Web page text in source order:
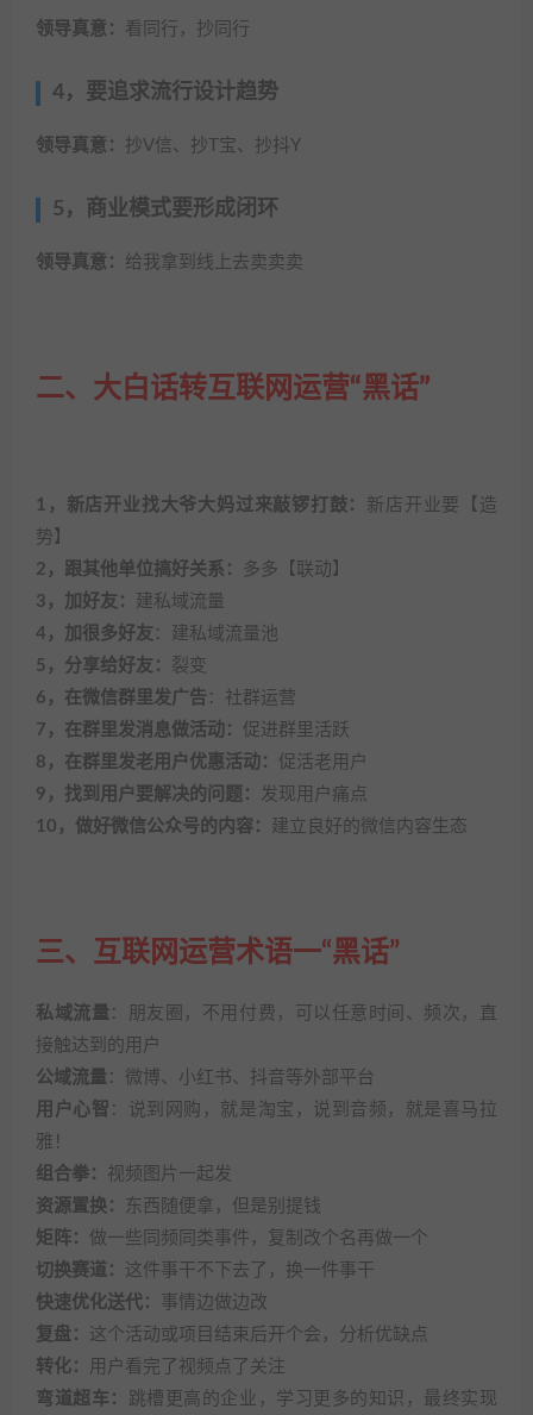
领导真意： 看同行，抄同行
4，要追求流行设计趋势
领导真意： 抄V信、抄T宝、抄抖Y
5，商业模式要形成闭环
领导真意： 给我拿到线上去卖卖卖
二、大白话转互联网运营“黑话”
1，新店开业找大爷大妈过来敲锣打鼓： 新店开业要【造
势】
2，跟其他单位搞好关系：
多多【联动】
3，加好友： 建私域流量
4，加很多好友 ：建私域流量池
5，分享给好友： 裂变
6，在微信群里发广告 ：社群运营
7，在群里发消息做活动： 促进群里活跃
8，在群里发老用户优惠活动： 促活老用户
9，找到用户要解决的问题： 发现用户痛点
10，做好微信公众号的内容： 建立良好的微信内容生态
三、互联网运营术语一“黑话”
私域流量 ：朋友圈，不用付费，可以任意时间、频次，直
接触达到的用户
公域流量 ：微博、小红书、抖音等外部平台
用户心智 ：说到网购，就是淘宝，说到音频，就是喜马拉
雅！
组合拳： 视频图片一起发
资源置换：
东西随便拿，但是别提钱
矩阵： 做一些同频同类事件，复制改个名再做一个
切换赛道： 这件事干不下去了，换一件事干
快速优化送代： 事情边做边改
复盘： 这个活动或项目结束后开个会，分析优缺点
转化：
用户看完了视频点了关注
弯道超车： 跳槽更高的企业，学习更多的知识，最终实现